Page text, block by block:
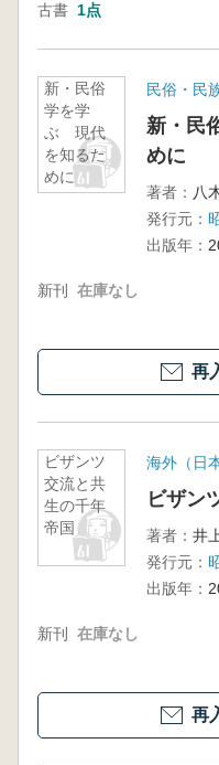
古書 1点
新・民俗
学を学
ぶ 現代
を知るた
めに
民俗・民
新・民
めに
著者： 八
発行元：
出版年：
新刊 在庫なし
再
ビザンツ
交流と共
生の千年
帝国
海外（日
ビザン
著者： 井
発行元：
出版年：
新刊 在庫なし
再